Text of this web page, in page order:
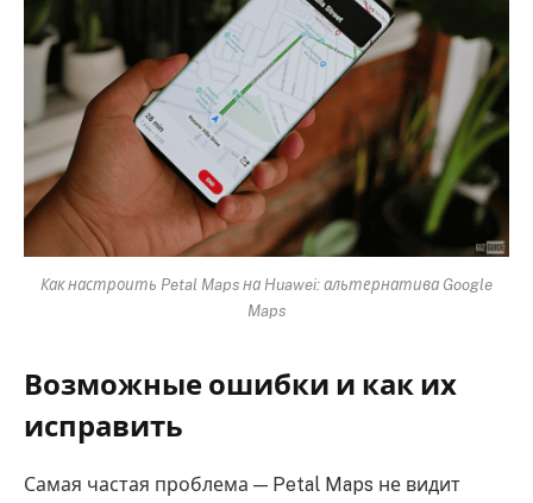
Как настроить Petal Maps на Huawei: альтернатива Google
Maps
Возможные ошибки и как их
исправить
Самая частая проблема — Petal Maps не видит